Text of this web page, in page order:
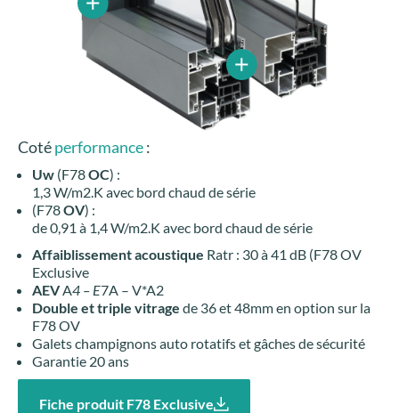
Cotéperformance:
Uw (F78OC) :
1,3 W/m2.K avec bord chaud de série
(F78OV) :
de 0,91 à 1,4 W/m2.K avec bord chaud de série
Affaiblissement acoustique Ratr : 30 à 41 dB (F78 OV
Exclusive
AEVA4 – E7A – V*A2
Double et triple vitrage de 36 et 48mm en option sur la
F78 OV
Galets champignons auto rotatifs et gâches de sécurité
Garantie 20 ans
Fiche produit F78 Exclusive